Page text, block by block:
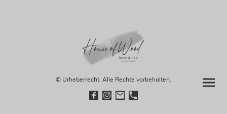
© Urheberrecht. Alle Rechte vorbehalten.